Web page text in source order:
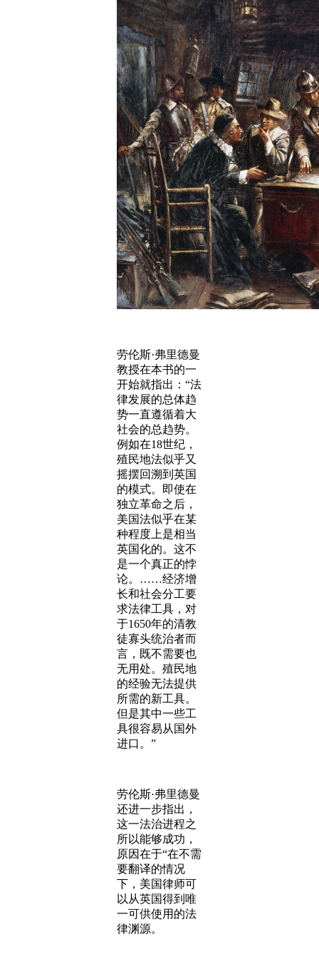
劳伦斯·弗里德曼
教授在本书的一
开始就指出：“法
律发展的总体趋
势一直遵循着大
社会的总趋势。
例如在18世纪，
殖民地法似乎又
摇摆回溯到英国
的模式。即使在
独立革命之后，
美国法似乎在某
种程度上是相当
英国化的。这不
是一个真正的悖
论。……经济增
长和社会分工要
求法律工具，对
于1650年的清教
徒寡头统治者而
言，既不需要也
无用处。殖民地
的经验无法提供
所需的新工具。
但是其中一些工
具很容易从国外
进口。”
劳伦斯·弗里德曼
还进一步指出，
这一法治进程之
所以能够成功，
原因在于“在不需
要翻译的情况
下，美国律师可
以从英国得到唯
一可供使用的法
律渊源。